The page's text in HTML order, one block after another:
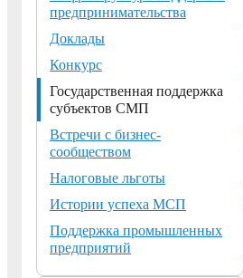
предпринимательства
Доклады
Конкурс
Государственная поддержка
субъектов СМП
Встречи с бизнес-
сообществом
Налоговые льготы
Истории успеха МСП
Поддержка промышленных
предприятий